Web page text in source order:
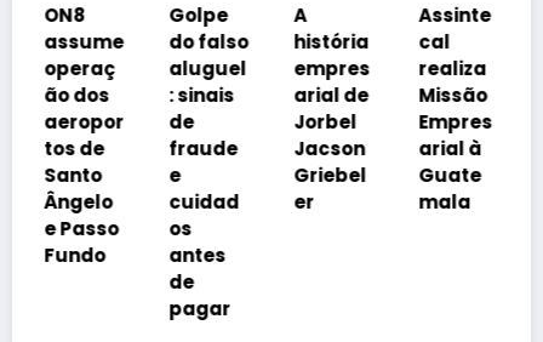
assume
operaç
ão dos
aeropor
tos de
Santo
Ângelo
e Passo
Fundo
Golpe
do falso
aluguel
: sinais
fraude
cuidad
antes
pagar
história
empres
arial de
Jorbel
Jacson
Griebel
Assinte
realiza
Missão
Empres
arial à
Guate
mala